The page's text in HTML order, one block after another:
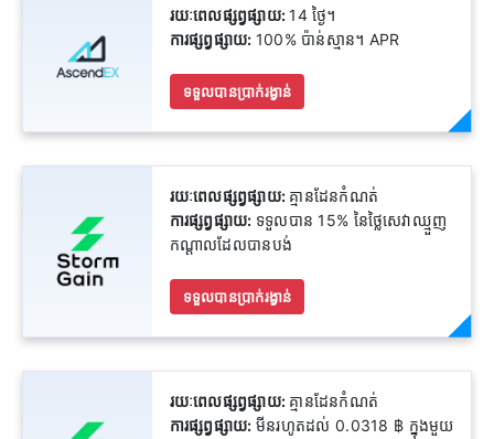
រយៈពេលផ្សព្វផ្សាយ:14 ថ្ងៃ។
ការផ្សព្វផ្សាយ: 100% ប៉ាន់ស្មាន។ APR
ទទួលបានប្រាក់រង្វាន់
រយៈពេលផ្សព្វផ្សាយ: គ្មានដែនកំណត់
ការផ្សព្វផ្សាយ: ទទួលបាន 15% នៃថ្លៃសេវាឈ្មួញ
កណ្តាលដែលបានបង់
ទទួលបានប្រាក់រង្វាន់
រយៈពេលផ្សព្វផ្សាយ: គ្មានដែនកំណត់
ការផ្សព្វផ្សាយ: មីនរហូតដល់ 0.0318 ฿ ក្នុងមួយ